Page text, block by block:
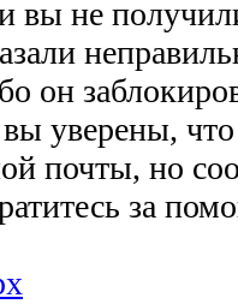
вы не
он
уверены,
почты, но
за